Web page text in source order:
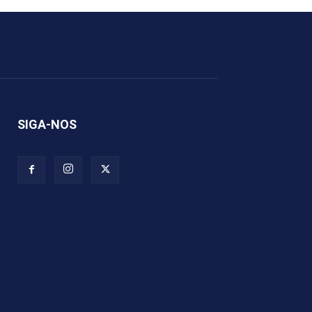
SIGA-NOS